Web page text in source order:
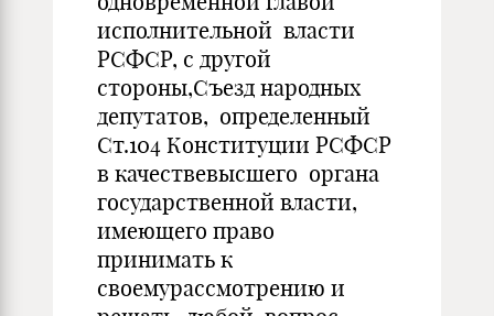
исполнительной власти
РСФСР, с другой
стороны,Съезд народных
депутатов, определенный
Ст.104 Конституции РСФСР
в качествевысшего органа
государственной власти,
имеющего право
принимать к
своемурассмотрению и